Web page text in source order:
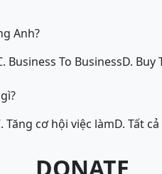
Anh?
Business To BusinessD. Buy
Tăng cơ hội việc làmD. Tất